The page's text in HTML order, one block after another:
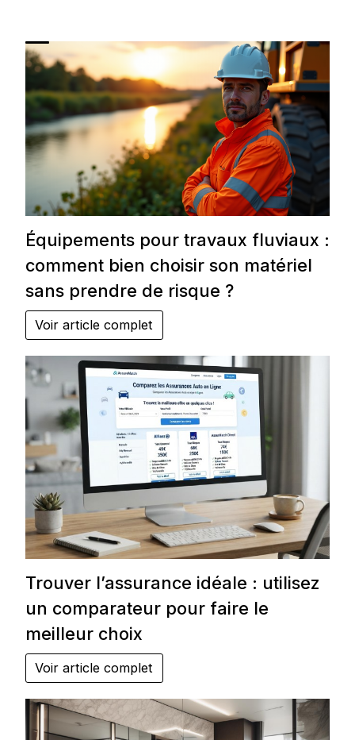
Équipements pour travaux fluviaux :
comment bien choisir son matériel
sans prendre de risque ?
Voir article complet
Trouver l’assurance idéale : utilisez
un comparateur pour faire le
meilleur choix
Voir article complet